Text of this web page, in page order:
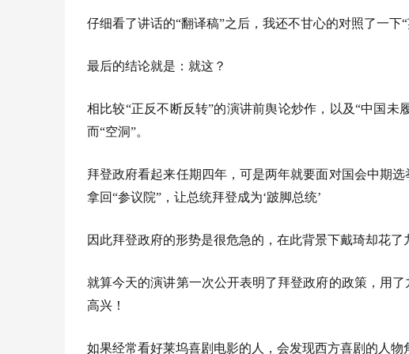
仔细看了讲话的“翻译稿”之后，我还不甘心的对照了一下
最后的结论就是：就这？
相比较“正反不断反转”的演讲前舆论炒作，以及“中国未
而“空洞”。
拜登政府看起来任期四年，可是两年就要面对国会中期
拿回“参议院”，让总统拜登成为‘跛脚总统’
因此拜登政府的形势是很危急的，在此背景下戴琦却花了
就算今天的演讲第一次公开表明了拜登政府的政策，用
高兴！
如果经常看好莱坞喜剧电影的人，会发现西方喜剧的人物